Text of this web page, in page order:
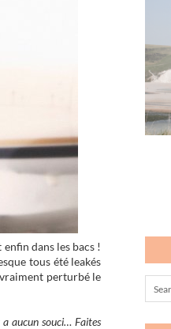
enfin dans les bacs !
tous été leakés
perturbé le
a aucun souci… Faites